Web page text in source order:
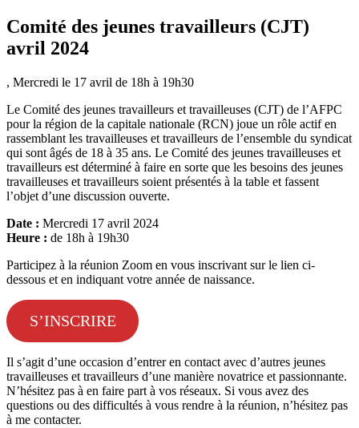
Comité des jeunes travailleurs (CJT)
avril 2024
, Mercredi le 17 avril de 18h à 19h30
Le Comité des jeunes travailleurs et travailleuses (CJT) de l’AFPC
pour la région de la capitale nationale (RCN) joue un rôle actif en
rassemblant les travailleuses et travailleurs de l’ensemble du syndicat
qui sont âgés de 18 à 35 ans. Le Comité des jeunes travailleuses et
travailleurs est déterminé à faire en sorte que les besoins des jeunes
travailleuses et travailleurs soient présentés à la table et fassent
l’objet d’une discussion ouverte.
Date : Mercredi 17 avril 2024
Heure : de 18h à 19h30
Participez à la réunion Zoom en vous inscrivant sur le lien ci-
dessous et en indiquant votre année de naissance.
S’INSCRIRE
Il s’agit d’une occasion d’entrer en contact avec d’autres jeunes
travailleuses et travailleurs d’une manière novatrice et passionnante.
N’hésitez pas à en faire part à vos réseaux. Si vous avez des
questions ou des difficultés à vous rendre à la réunion, n’hésitez pas
à me contacter.